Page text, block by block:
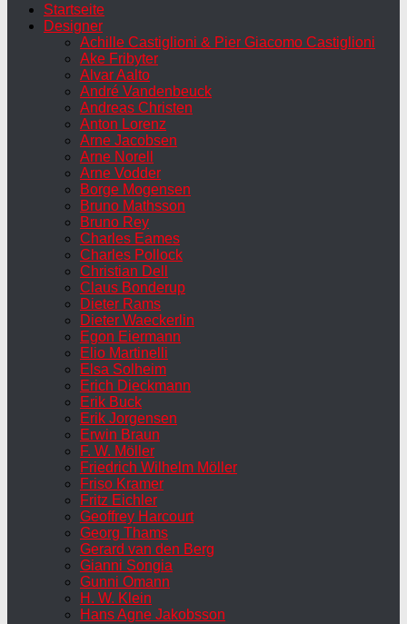
Startseite
Designer
Achille Castiglioni & Pier Giacomo Castiglioni
Ake Fribyter
Alvar Aalto
André Vandenbeuck
Andreas Christen
Anton Lorenz
Arne Jacobsen
Arne Norell
Arne Vodder
Borge Mogensen
Bruno Mathsson
Bruno Rey
Charles Eames
Charles Pollock
Christian Dell
Claus Bonderup
Dieter Rams
Dieter Waeckerlin
Egon Eiermann
Elio Martinelli
Elsa Solheim
Erich Dieckmann
Erik Buck
Erik Jorgensen
Erwin Braun
F. W. Möller
Friedrich Wilhelm Möller
Friso Kramer
Fritz Eichler
Geoffrey Harcourt
Georg Thams
Gerard van den Berg
Gianni Songia
Gunni Omann
H. W. Klein
Hans Agne Jakobsson